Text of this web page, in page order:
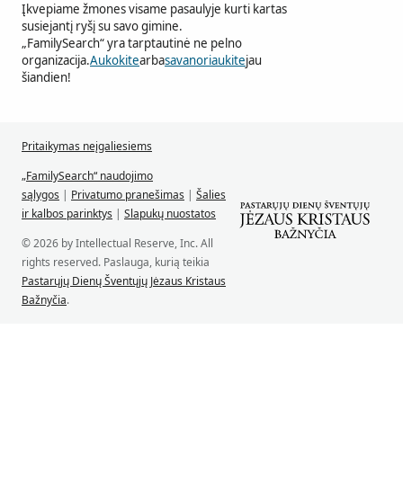
Įkvepiame žmones visame pasaulyje kurti kartas
susiejantį ryšį su savo gimine.
„FamilySearch“ yra tarptautinė ne pelno
organizacija.Aukokitearbasavanoriaukitejau
šiandien!
Pritaikymas neįgaliesiems
„FamilySearch“ naudojimo
sąlygos | Privatumo pranešimas | Šalies
ir kalbos parinktys | Slapukų nuostatos
© 2026 by Intellectual Reserve, Inc. All
rights reserved. Paslauga, kurią teikia
Pastarųjų Dienų Šventųjų Jėzaus Kristaus
Bažnyčia.